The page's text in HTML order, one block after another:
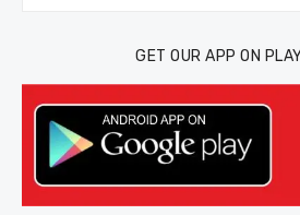
GET OUR APP ON